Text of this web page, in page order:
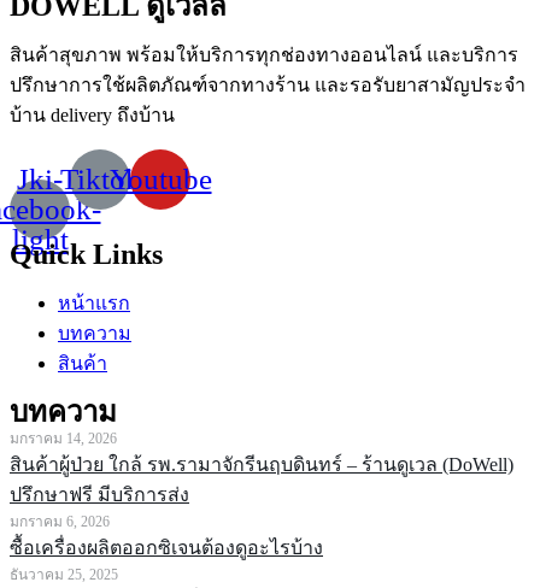
สินค้าสุขภาพ พร้อมให้บริการทุกช่องทางออนไลน์ และบริการ
ปรึกษาการใช้ผลิตภัณฑ์จากทางร้าน และรอรับยาสามัญประจำ
บ้าน delivery ถึงบ้าน
Jki-
light
TiktokYoutube
Quick Links
หน้าแรก
บทความ
สินค้า
บทความ
มกราคม 14, 2026
สินค้าผู้ป่วย ใกล้ รพ.รามาจักรีนฤบดินทร์ – ร้านดูเวล (DoWell)
ปรึกษาฟรี มีบริการส่ง
มกราคม 6, 2026
ซื้อเครื่องผลิตออกซิเจนต้องดูอะไรบ้าง
ธันวาคม 25, 2025